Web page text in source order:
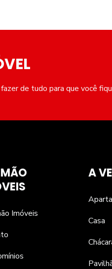
de tudo para que você
Imóveis
A
Casa